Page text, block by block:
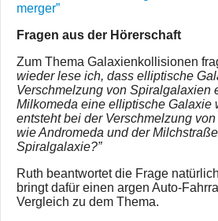
merger”
Fragen aus der Hörerschaft
Zum Thema Galaxienkollisionen
wieder lese ich, dass elliptische
Verschmelzung von Spiralgalaxien
Milkomeda eine elliptische Galaxie
entsteht bei der Verschmelzung
wie Andromeda und der
Spiralgalaxie?”
Ruth beantwortet die Frage
bringt dafür einen argen Auto-
Vergleich zu dem Thema.